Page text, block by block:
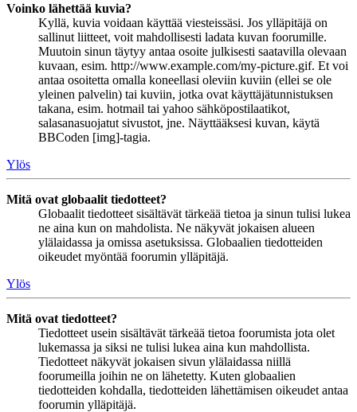
Voinko lähettää kuvia?
Kyllä, kuvia voidaan käyttää viesteissäsi. Jos ylläpitäjä on
sallinut liitteet, voit mahdollisesti ladata kuvan foorumille.
Muutoin sinun täytyy antaa osoite julkisesti saatavilla olevaan
kuvaan, esim. http://www.example.com/my-picture.gif. Et voi
antaa osoitetta omalla koneellasi oleviin kuviin (ellei se ole
yleinen palvelin) tai kuviin, jotka ovat käyttäjätunnistuksen
takana, esim. hotmail tai yahoo sähköpostilaatikot,
salasanasuojatut sivustot, jne. Näyttääksesi kuvan, käytä
BBCoden [img]-tagia.
Ylös
Mitä ovat globaalit tiedotteet?
Globaalit tiedotteet sisältävät tärkeää tietoa ja sinun tulisi lukea
ne aina kun on mahdolista. Ne näkyvät jokaisen alueen
ylälaidassa ja omissa asetuksissa. Globaalien tiedotteiden
oikeudet myöntää foorumin ylläpitäjä.
Ylös
Mitä ovat tiedotteet?
Tiedotteet usein sisältävät tärkeää tietoa foorumista jota olet
lukemassa ja siksi ne tulisi lukea aina kun mahdollista.
Tiedotteet näkyvät jokaisen sivun ylälaidassa niillä
foorumeilla joihin ne on lähetetty. Kuten globaalien
tiedotteiden kohdalla, tiedotteiden lähettämisen oikeudet antaa
foorumin ylläpitäjä.